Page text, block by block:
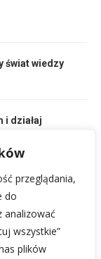
przeglądania,
do
analizować
wszystkie”
plików
świat wiedzy
i działaj
nie chce